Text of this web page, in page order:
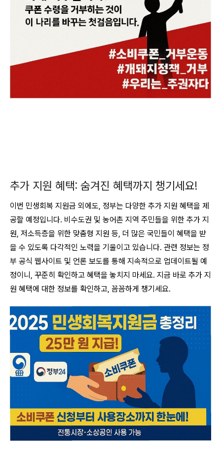
추가 지원 혜택: 숨겨진 혜택까지 챙기세요!
이번 민생회복 지원금 외에도, 정부는 다양한 추가 지원 혜택을 제
공할 예정입니다. 비수도권 및 농어촌 지역 주민들을 위한 추가 지
원, 저소득층을 위한 맞춤형 지원 등, 더 많은 국민들이 혜택을 받
을 수 있도록 다각적인 노력을 기울이고 있습니다. 관련 정보는 정
부 공식 웹사이트 및 언론 보도를 통해 지속적으로 업데이트될 예
정이니, 꾸준히 확인하고 혜택을 놓치지 마세요. 지금 바로 추가 지
원 혜택에 대한 정보를 확인하고, 꼼꼼하게 챙기세요.